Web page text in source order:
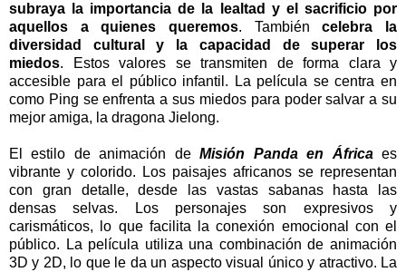
subraya la importancia de la lealtad y el sacrificio por
aquellos a quienes queremos. Tambiéncelebra la
diversidad cultural y la capacidad de superar los
miedos. Estos valores se transmiten de forma clara y
accesible para el público infantil. La película se centra en
como Ping se enfrenta a sus miedos para poder salvar a su
mejor amiga, la dragona Jielong.
El estilo de animación deMisión Panda en Áfricaes
vibrante y colorido. Los paisajes africanos se representan
con gran detalle, desde las vastas sabanas hasta las
densas selvas. Los personajes son expresivos y
carismáticos, lo que facilita la conexión emocional con el
público. La película utiliza una combinación de animación
3D y 2D, lo que le da un aspecto visual único y atractivo. La